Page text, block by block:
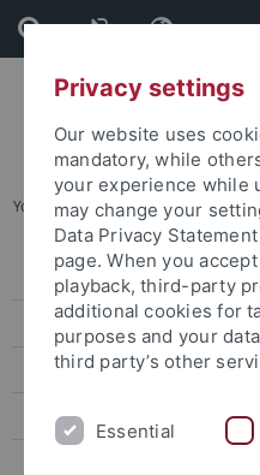
Skip
to
content
Skip
to
footer
You are here: Home ...
Veranstaltungen
Funding Formats
Generative KI in Lehre und
Digital teaching
Privacy settings
Our website uses
mandatory, while
your experience while
may change your
Data Privacy
page. When you
playback, third-party
additional cookies for
purposes and your
third party’s other
Essential